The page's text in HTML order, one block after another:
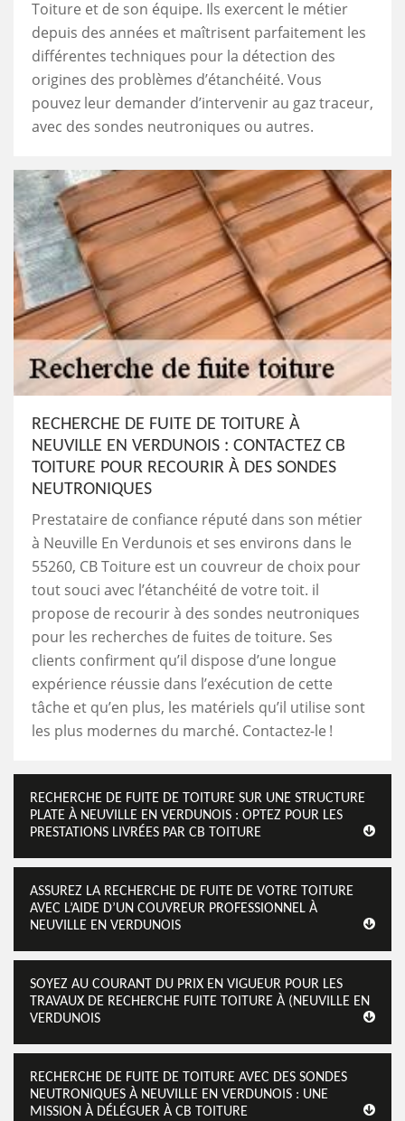
Toiture et de son équipe. Ils exercent le métier
depuis des années et maîtrisent parfaitement les
différentes techniques pour la détection des
origines des problèmes d’étanchéité. Vous
pouvez leur demander d’intervenir au gaz traceur,
avec des sondes neutroniques ou autres.
RECHERCHE DE FUITE DE TOITURE À
NEUVILLE EN VERDUNOIS : CONTACTEZ CB
TOITURE POUR RECOURIR À DES SONDES
NEUTRONIQUES
Prestataire de confiance réputé dans son métier
à Neuville En Verdunois et ses environs dans le
55260, CB Toiture est un couvreur de choix pour
tout souci avec l’étanchéité de votre toit. il
propose de recourir à des sondes neutroniques
pour les recherches de fuites de toiture. Ses
clients confirment qu’il dispose d’une longue
expérience réussie dans l’exécution de cette
tâche et qu’en plus, les matériels qu’il utilise sont
les plus modernes du marché. Contactez-le !
RECHERCHE DE FUITE DE TOITURE SUR UNE STRUCTURE
PLATE À NEUVILLE EN VERDUNOIS : OPTEZ POUR LES
PRESTATIONS LIVRÉES PAR CB TOITURE
ASSUREZ LA RECHERCHE DE FUITE DE VOTRE TOITURE
AVEC L’AIDE D’UN COUVREUR PROFESSIONNEL À
NEUVILLE EN VERDUNOIS
SOYEZ AU COURANT DU PRIX EN VIGUEUR POUR LES
TRAVAUX DE RECHERCHE FUITE TOITURE À (NEUVILLE EN
VERDUNOIS
RECHERCHE DE FUITE DE TOITURE AVEC DES SONDES
NEUTRONIQUES À NEUVILLE EN VERDUNOIS : UNE
MISSION À DÉLÉGUER À CB TOITURE